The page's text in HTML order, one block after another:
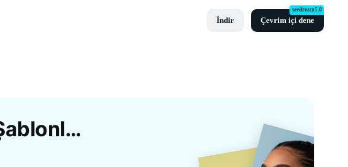
İndir Çevrim içi dene
seedream5.0
CapCut'Tan Ücretsiz Ses Yavaşça Açılma Şablonları